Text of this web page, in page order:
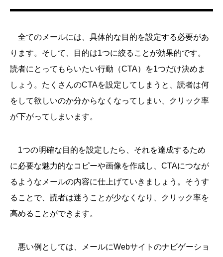
全てのメールには、具体的な目的を設定する必要があ
ります。そして、目的は1つに絞ることが効果的です。
読者にとってもらいたい行動（CTA）を1つだけ決めま
しょう。たくさんのCTAを設定してしまうと、読者は何
をして欲しいのか分からなくなってしまい、クリック率
が下がってしまいます。
1つの明確な目的を設定したら、それを達成するため
に必要な魅力的なコピーや画像を作成し、CTAにつなが
るようなメールの内容に仕上げていきましょう。そうす
ることで、読者は迷うことが少なくなり、クリック率を
高めることができます。
悪い例としては、メールにWebサイトのナビゲーショ